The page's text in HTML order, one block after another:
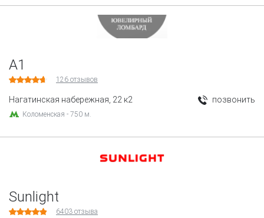
А1
126 отзывов
позвонить
Нагатинская набережная, 22 к2
Коломенская - 750 м.
Sunlight
6403 отзыва